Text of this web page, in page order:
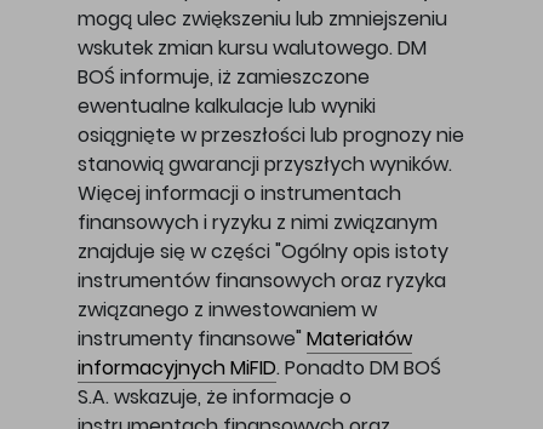
mogą ulec zwiększeniu lub zmniejszeniu
wskutek zmian kursu walutowego. DM
BOŚ informuje, iż zamieszczone
ewentualne kalkulacje lub wyniki
osiągnięte w przeszłości lub prognozy nie
stanowią gwarancji przyszłych wyników.
Więcej informacji o instrumentach
finansowych i ryzyku z nimi związanym
znajduje się w części "Ogólny opis istoty
instrumentów finansowych oraz ryzyka
związanego z inwestowaniem w
instrumenty finansowe" Materiałów
informacyjnych MiFID. Ponadto DM BOŚ
S.A. wskazuje, że informacje o